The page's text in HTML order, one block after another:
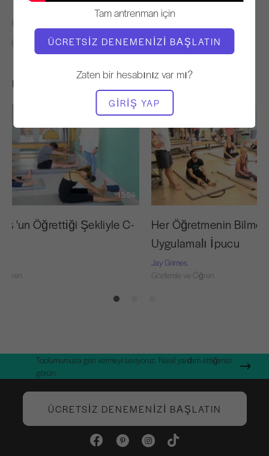
Tam antrenman için
ÜCRETSIZ DENEMENIZI BAŞLATIN
Zaten bir hesabınız var mı?
GIRIŞ YAP
BENZER SINIFLARI BULUN
0 - 10 dakika
Mat
Hoşunuza Gidebilecek Diğer Egzersizler
15:54
'un Öğrettiği Şekliyle C-
Her Öğretmenin
Uygulamalı İpucu
Jay Grimes
Gözlemle ve Öğren
Toplumumuza geri vermeyi seviyoruz. Nasıl yardım ettiğimizi
görün.
ÜCRETSIZ DENEMENIZI BAŞLATIN